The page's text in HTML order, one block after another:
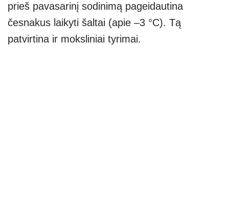
prieš pavasarinį sodinimą pageidautina
česnakus laikyti šaltai (apie –3 °C). Tą
patvirtina ir moksliniai tyrimai.